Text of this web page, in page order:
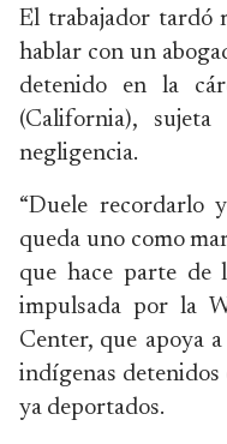
El trabajador tardó
hablar con un
detenido en la
(California),
negligencia.
“Duele recordarlo
queda uno como
que hace parte de
impulsada por la
Center, que apoya
indígenas detenidos
ya deportados.